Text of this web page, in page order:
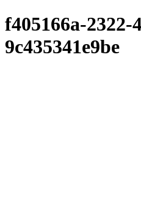
f405166a-2322-
9c435341e9be